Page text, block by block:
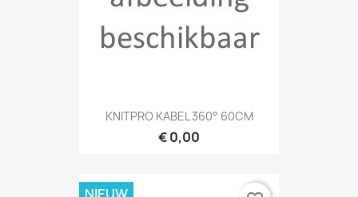
KNITPRO KABEL 360° 60CM
€ 0,00